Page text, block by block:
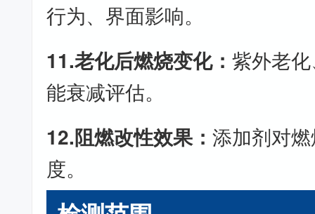
行为、界面影响。
11.老化后燃烧变化：紫外老
能衰减评估。
12.阻燃改性效果：添加剂对
度。